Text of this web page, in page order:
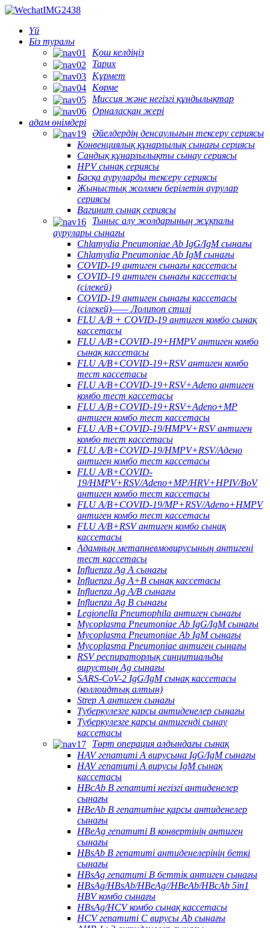
Үй
Біз туралы
Қош келдіңіз
Тарих
Құрмет
Көрме
Миссия және негізгі құндылықтар
Орналасқан жері
адам өнімдері
Әйелдердің денсаулығын тексеру сериясы
Конвенциялық құнарлылық сынағы сериясы
Сандық құнарлылықты сынау сериясы
HPV сынақ сериясы
Басқа ауруларды тексеру сериясы
Жыныстық жолмен берілетін аурулар
сериясы
Вагинит сынақ сериясы
Тыныс алу жолдарының жұқпалы
аурулары сынағы
Chlamydia Pneumoniae Ab IgG/IgM сынағы
Chlamydia Pneumoniae Ab IgM сынағы
COVID-19 антиген сынағы кассетасы
COVID-19 антиген сынағы кассетасы
(сілекей)
COVID-19 антиген сынағы кассетасы
(сілекей)—— Лолипоп стилі
FLU A/B + COVID-19 антиген комбо сынақ
кассетасы
FLU A/B+COVID-19+HMPV антиген комбо
сынақ кассетасы
FLU A/B+COVID-19+RSV антиген комбо
тест кассетасы
FLU A/B+COVID-19+RSV+Adeno антиген
комбо тест кассетасы
FLU A/B+COVID-19+RSV+Adeno+MP
антиген комбо тест кассетасы
FLU A/B+COVID-19/HMPV+RSV антиген
комбо тест кассетасы
FLU A/B+COVID-19/HMPV+RSV/Адено
антиген комбо тест кассетасы
FLU A/B+COVID-
19/HMPV+RSV/Adeno+MP/HRV+HPIV/BoV
антиген комбо тест кассетасы
FLU A/B+COVID-19/MP+RSV/Adeno+HMPV
антиген комбо тест кассетасы
FLU A/B+RSV антиген комбо сынақ
кассетасы
Адамның метапневмовирусының антигені
тест кассетасы
Influenza Ag A сынағы
Influenza Ag A+B сынақ кассетасы
Influenza Ag A/B сынағы
Influenza Ag B сынағы
Legionella Pneumophila антиген сынағы
Mycoplasma Pneumoniae Ab IgG/IgM сынағы
Mycoplasma Pneumoniae Ab IgM сынағы
Mycoplasma Pneumoniae антиген сынағы
RSV респираторлық синцитиальды
вирустың Ag сынағы
SARS-CoV-2 IgG/IgM сынақ кассетасы
(коллоидтық алтын)
Strep A антиген сынағы
Туберкулезге қарсы антиденелер сынағы
Туберкулезге қарсы антигенді сынау
кассетасы
Төрт операция алдындағы сынақ
HAV гепатиті А вирусына IgG/IgM сынағы
HAV гепатиті А вирусы IgM сынақ
кассетасы
HBcAb В гепатиті негізгі антиденелер
сынағы
HBeAb В гепатитіне қарсы антиденелер
сынағы
HBeAg гепатиті В конвертінің антиген
сынағы
HBsAb В гепатиті антиденелерінің беткі
сынағы
HBsAg гепатиті В беттік антиген сынағы
HBsAg/HBsAb/HBeAg//HBeAb/HBcAb 5in1
HBV комбо сынағы
HBsAg/HCV комбо сынақ кассетасы
HCV гепатиті С вирусы Ab сынағы